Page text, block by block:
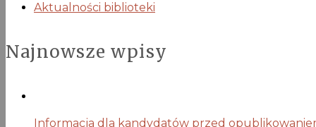
Aktualności biblioteki
Najnowsze wpisy
Informacja dla kandydatów przed